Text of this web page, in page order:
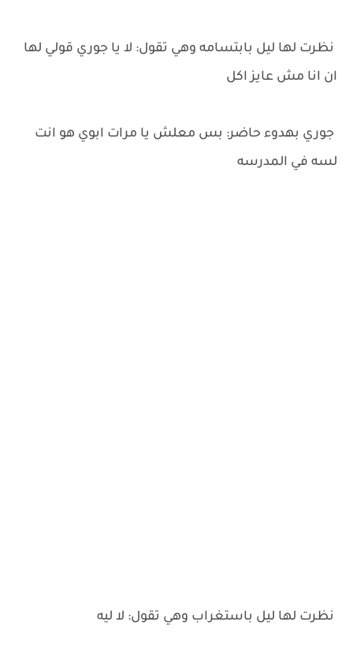
نظرت لها ليل بابتسامه وهي تقول: لا يا جوري قولي لها
ان انا مش عايز اكل
جوري بهدوء حاضر: بس معلش يا مرات ابوي هو انت
لسه في المدرسه
نظرت لها ليل باستغراب وهي تقول: لا ليه